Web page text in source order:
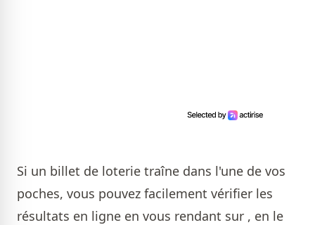
Si un billet de loterie traîne dans l'une de vos
poches, vous pouvez facilement vérifier les
résultats en ligne en vous rendant sur , en le